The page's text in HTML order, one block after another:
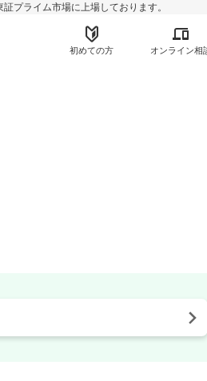
プライム市場に上場しております。
初めての方 オンライン相